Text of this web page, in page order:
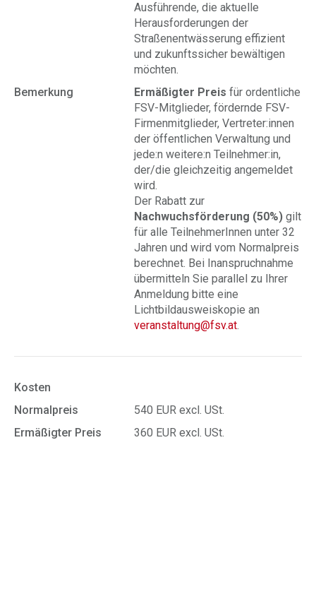
Ausführende, die aktuelle
Herausforderungen der
Straßenentwässerung effizient
und zukunftssicher bewältigen
möchten.
Bemerkung
Ermäßigter Preis für ordentliche
FSV-Mitglieder, fördernde FSV-
Firmenmitglieder, Vertreter:innen
der öffentlichen Verwaltung und
jede:n weitere:n Teilnehmer:in,
der/die gleichzeitig angemeldet
wird.
Der Rabatt zur
Nachwuchsförderung (50%) gilt
für alle TeilnehmerInnen unter 32
Jahren und wird vom Normalpreis
berechnet. Bei Inanspruchnahme
übermitteln Sie parallel zu Ihrer
Anmeldung bitte eine
Lichtbildausweiskopie an
veranstaltung@fsv.at.
Kosten
Normalpreis
540 EUR excl. USt.
Ermäßigter Preis
360 EUR excl. USt.